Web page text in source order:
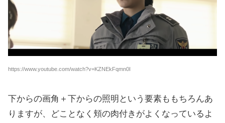
https://www.youtube.com/watch?v=KZNEkFqmn0I
下からの画角＋下からの照明という要素ももちろんあ
りますが、どことなく頬の肉付きがよくなっているよ